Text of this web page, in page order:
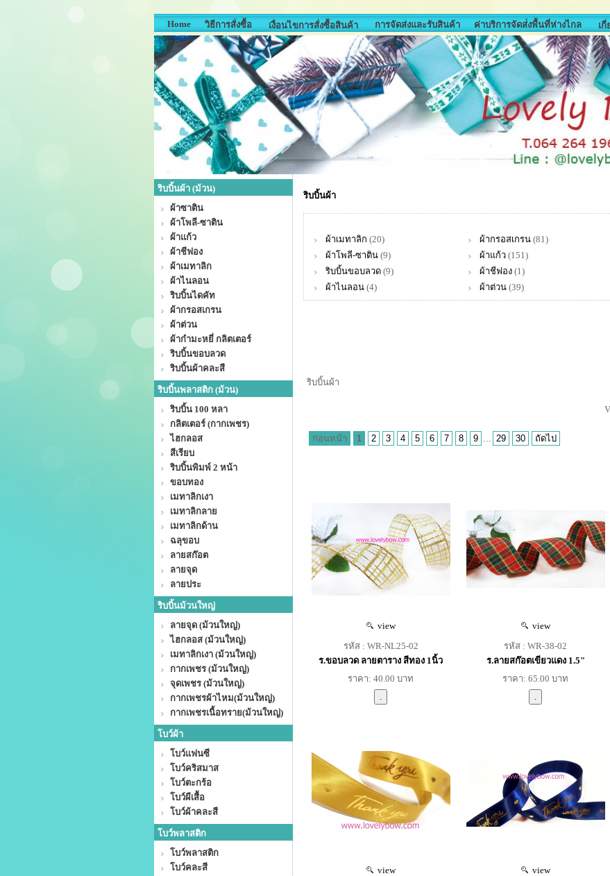
Home วิธีการสั่งซื้อ เงื่อนไขการสั่งซื้อสินค้า การจัดส่งและรับสินค้า ค่าบริการจัดส่่งพื้นที่ห่างไกล เกี่
ริบบิ้นผ้า (ม้วน)
ผ้าซาติน
ผ้าโพลี-ซาติน
ผ้าแก้ว
ผ้าชีฟอง
ผ้าเมทาลิก
ผ้าไนลอน
ริบบิ้นไดคัท
ผ้ากรอสเกรน
ผ้าต่วน
ผ้ากำมะหยี่ กลิตเตอร์
ริบบิ้นขอบลวด
ริบบิ้นผ้าคละสี
ริบบิ้นพลาสติก (ม้วน)
ริบบิ้น 100 หลา
กลิตเตอร์ (กากเพชร)
ไฮกลอส
สีเรียบ
ริบบิ้นพิมพ์ 2 หน้า
ขอบทอง
เมทาลิกเงา
เมทาลิกลาย
เมทาลิกด้าน
ฉลุขอบ
ลายสก๊อต
ลายจุด
ลายประ
ริบบิ้นม้วนใหญ่
ลายจุด (ม้วนใหญ่)
ไฮกลอส (ม้วนใหญ่)
เมทาลิกเงา (ม้วนใหญ่)
กากเพชร (ม้วนใหญ่)
จุดเพชร (ม้วนใหญ่)
กากเพชรผ้าไหม(ม้วนใหญ่)
กากเพชรเนื้อทราย(ม้วนใหญ่)
โบว์ผ้า
โบว์แฟนซี
โบว์คริสมาส
โบว์ตะกร้อ
โบว์ผีเสื้อ
โบว์ผ้าคละสี
โบว์พลาสติก
โบว์พลาสติก
โบว์คละสี
ริบบิ้นผ้า
ผ้าเมทาลิก (20) ผ้ากรอสเกรน (81)
ผ้าโพลี-ซาติน (9) ผ้าแก้ว (151)
ริบบิ้นขอบลวด (9) ผ้าชีฟอง (1)
ผ้าไนลอน (4) ผ้าต่วน (39)
ริบบิ้นผ้า
ก่อนหน้า 1 2 3 4 5 6 7 8 9 ... 29 30 ถัดไป
view
รหัส : WR-NL25-02
ร.ขอบลวด ลายตาราง สีทอง 1นิ้ว
ราคา: 40.00 บาท
view
รหัส : WR-38-02
ร.ลายสก๊อตเขียวแดง 1.5"
ราคา: 65.00 บาท
view
view